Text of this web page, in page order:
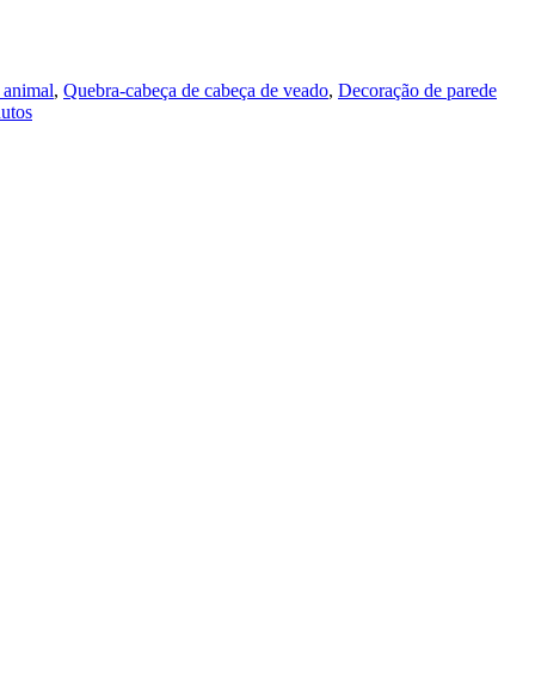
, Quebra-cabeça de cabeça de veado, Decoração de parede